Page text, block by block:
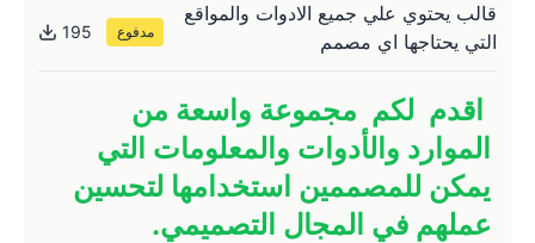
قالب يحتوي علي جميع الادوات والمواقع
التي يحتاجها اي مصمم
مدفوع 195
اقدم  لكم  مجموعة واسعة من
الموارد والأدوات والمعلومات التي
يمكن للمصممين استخدامها لتحسين
عملهم في المجال التصميمي.